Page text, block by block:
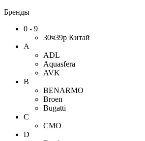
Бренды
0 - 9
30ч39р Китай
A
ADL
Aquasfera
AVK
B
BENARMO
Broen
Bugatti
C
CMO
D